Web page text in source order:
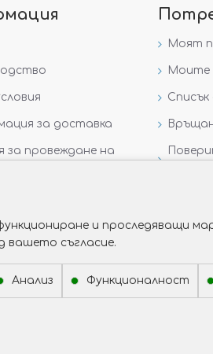
за доставка
за провеждане на
Моят
Моите
Списък
и проследяващи
вашето съгласие.
Анализ Функционалност